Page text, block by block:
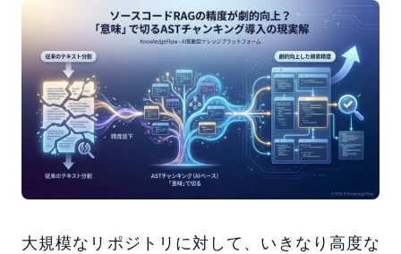
大規模なリポジトリに対して、いきなり高度な